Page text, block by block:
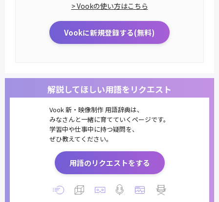
> Vookの使い方はこちら
Vookに新規登録する(無料)
解説してほしい用語をリクエスト
Vook 新・映像制作 用語辞典は、
みなさんと一緒に育てていくページです。
学習中や仕事中に持つ疑問を、
ぜひ教えてください。
用語のリクエストをする